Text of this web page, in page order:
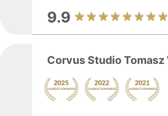
9.9
Corvus Studio Tomasz